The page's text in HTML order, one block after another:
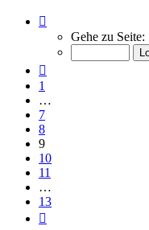
von
Gehe zu Seite:
1
…
7
8
9
10
11
…
13